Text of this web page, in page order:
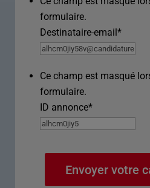
formulaire.
Destinataire-email*
Ce champ est masqué
formulaire.
ID annonce*